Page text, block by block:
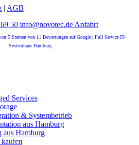
| AGB
50 info@novotec.de Anfahrt
5 Sternen von 11 Bewertungen aufGoogle | Full Service IT-
Systemhaus Hamburg
Services
& Systembetrieb
aus Hamburg
aus Hamburg